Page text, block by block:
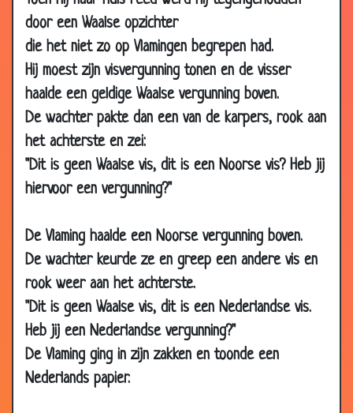
door een Waalse opzichter
die het niet zo op Vlamingen begrepen had.
Hij moest zijn visvergunning tonen en de visser
haalde een geldige Waalse vergunning boven.
De wachter pakte dan een van de karpers, rook aan
het achterste en zei:
"Dit is geen Waalse vis, dit is een Noorse vis? Heb jij
hiervoor een vergunning?"
De Vlaming haalde een Noorse vergunning boven.
De wachter keurde ze en greep een andere vis en
rook weer aan het achterste.
"Dit is geen Waalse vis, dit is een Nederlandse vis.
Heb jij een Nederlandse vergunning?"
De Vlaming ging in zijn zakken en toonde een
Nederlands papier.
11 Jan 2013 Op de fiets
14 Dec
2012
Belgacom werkmannen
19 Oct
2012
Catalogus bestelling
05 Oct
2012
Vrachtwagen duwen
25 Sep
Inbraak
07 Aug
2012
Heuvel 3.35
06 Jun
2012
Slimme Belg
21 Dec
2011
De Hemel
11 Nov
Gele en rode helmen